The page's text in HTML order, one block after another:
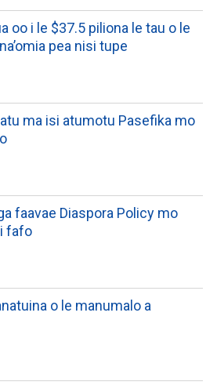
oo i le $37.5 piliona le tau o le
pea nisi tupe
ma isi atumotu Pasefika mo
faavae Diaspora Policy mo
fafo
o le manumalo a